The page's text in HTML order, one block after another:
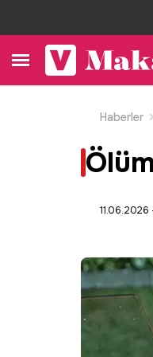
Haberler
11.06.2026